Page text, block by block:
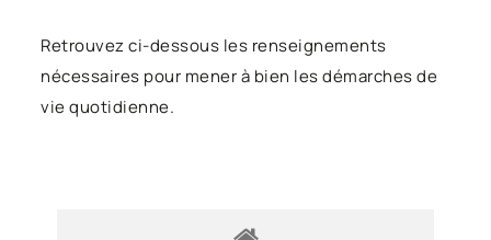
Retrouvez ci-dessous les renseignements
nécessaires pour mener à bien les démarches de
vie quotidienne.